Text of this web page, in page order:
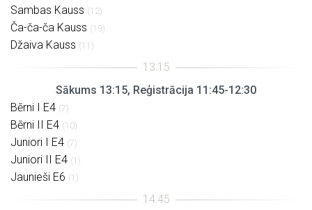
Sambas Kauss (12)
Ča-ča-ča Kauss (19)
Džaiva Kauss (11)
Sākums 13:15, Reģistrācija 11:45-12:30
Bērni I E4 (7)
Bērni II E4 (10)
Juniori I E4 (7)
Juniori II E4 (1)
Jaunieši E6 (1)